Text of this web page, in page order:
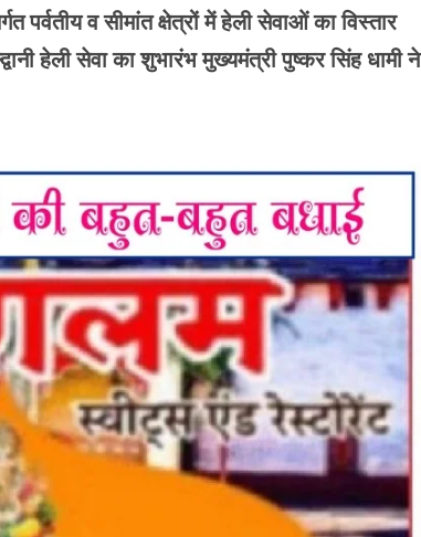
पर्वतीय व सीमांत क्षेत्रों में हेली सेवाओं का विस्तार
हेली सेवा का शुभारंभ मुख्यमंत्री पुष्कर सिंह धामी ने